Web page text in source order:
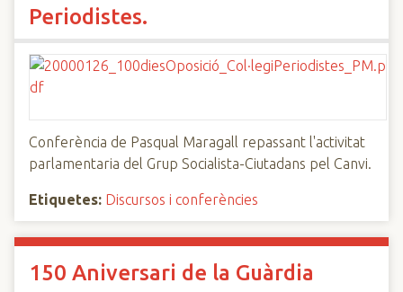
Periodistes.
Conferència de Pasqual Maragall repassant l'activitat
parlamentaria del Grup Socialista-Ciutadans pel Canvi.
Etiquetes: Discursos i conferències
150 Aniversari de la Guàrdia